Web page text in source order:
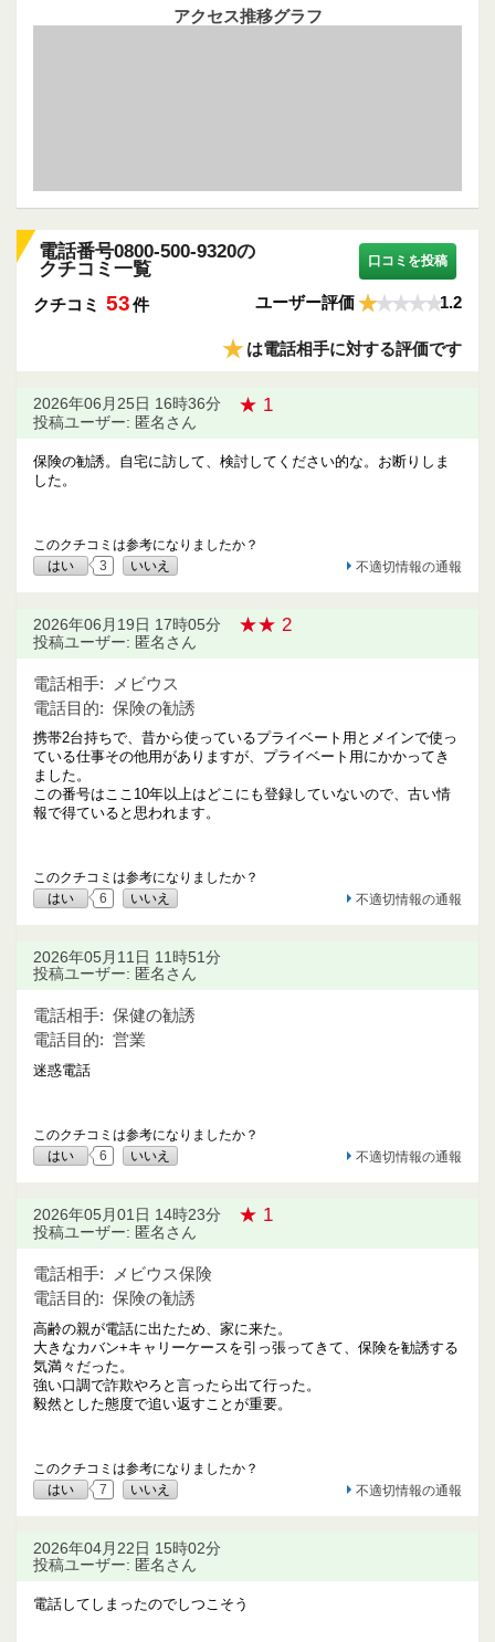
アクセス推移グラフ
電話番号0800-500-9320の
クチコミ一覧
口コミを投稿
クチコミ 53件 ユーザー評価 1.2
★は電話相手に対する評価です
2026年06月25日 16時36分 ★ 1
投稿ユーザー: 匿名さん
保険の勧誘。自宅に訪して、検討してください的な。お断りしま
した。
このクチコミは参考になりましたか？
はい
3 いいえ 不適切情報の通報
2026年06月19日 17時05分 ★★ 2
投稿ユーザー: 匿名さん
電話相手:
メビウス
電話目的: 保険の勧誘
携帯2台持ちで、昔から使っているプライベート用とメインで使っ
ている仕事その他用がありますが、プライベート用にかかってき
ました。
この番号はここ10年以上はどこにも登録していないので、古い情
報で得ていると思われます。
このクチコミは参考になりましたか？
はい
6 いいえ 不適切情報の通報
2026年05月11日 11時51分
投稿ユーザー: 匿名さん
電話相手: 保健の勧誘
電話目的: 営業
迷惑電話
このクチコミは参考になりましたか？
はい
6 いいえ 不適切情報の通報
2026年05月01日 14時23分 ★ 1
投稿ユーザー: 匿名さん
電話相手:
メビウス保険
電話目的: 保険の勧誘
高齢の親が電話に出たため、家に来た。
大きなカバン+キャリーケースを引っ張ってきて、保険を勧誘する
気満々だった。
強い口調で詐欺やろと言ったら出て行った。
毅然とした態度で追い返すことが重要。
このクチコミは参考になりましたか？
はい
7 いいえ 不適切情報の通報
2026年04月22日 15時02分
投稿ユーザー: 匿名さん
電話してしまったのでしつこそう